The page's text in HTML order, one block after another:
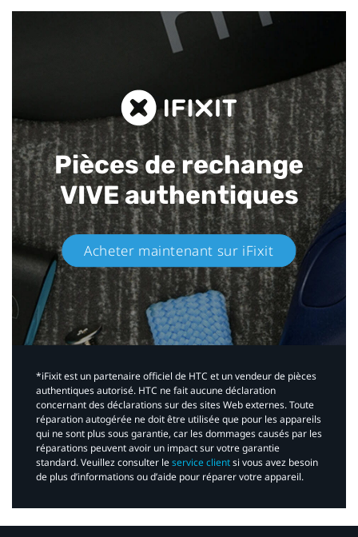
Pièces de rechange
VIVE authentiques​
Acheter maintenant sur iFixit​
*iFixit est un partenaire officiel de HTC et un vendeur de pièces
authentiques autorisé. HTC ne fait aucune déclaration
concernant des déclarations sur des sites Web externes. Toute
réparation autogérée ne doit être utilisée que pour les appareils
qui ne sont plus sous garantie, car les dommages causés par les
réparations peuvent avoir un impact sur votre garantie
standard. Veuillez consulter leservice clientsi vous avez besoin
de plus d’informations ou d’aide pour réparer votre appareil.​